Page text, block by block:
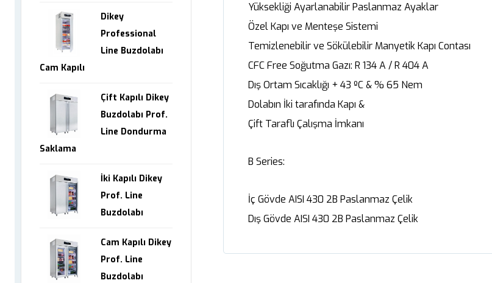
Yüksekliği Ayarlanabilir Paslanmaz Ayaklar
Özel Kapı ve Menteşe Sistemi
Temizlenebilir ve Sökülebilir Manyetik Kapı Contası
CFC Free Soğutma Gazı: R 134 A / R 404 A
Dış Ortam Sıcaklığı + 43 ºC & % 65 Nem
Dolabın İki tarafında Kapı &
Çift Taraflı Çalışma İmkanı
B Series:
İç Gövde AISI 430 2B Paslanmaz Çelik
Dış Gövde AISI 430 2B Paslanmaz Çelik
Dikey
Professional
Line Buzdolabı
Cam Kapılı
Çift Kapılı Dikey
Buzdolabı Prof.
Line Dondurma
Saklama
İki Kapılı Dikey
Prof. Line
Buzdolabı
Cam Kapılı Dikey
Prof. Line
Buzdolabı